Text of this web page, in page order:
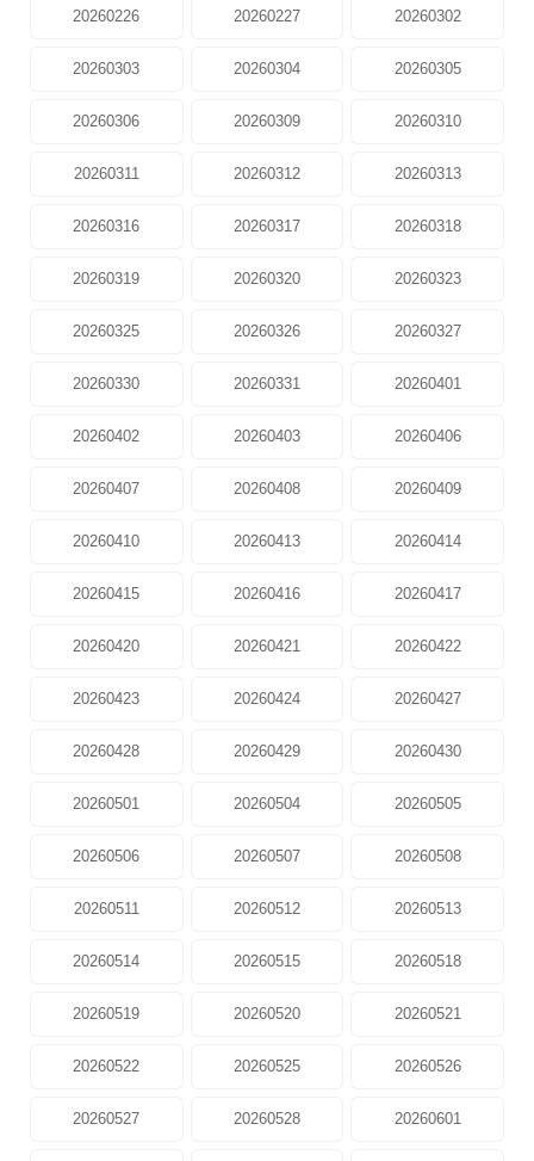
20260226 20260227 20260302
20260303 20260304 20260305
20260306 20260309 20260310
20260311 20260312 20260313
20260316 20260317 20260318
20260319 20260320 20260323
20260325 20260326 20260327
20260330 20260331 20260401
20260402 20260403 20260406
20260407 20260408 20260409
20260410 20260413 20260414
20260415 20260416 20260417
20260420 20260421 20260422
20260423 20260424 20260427
20260428 20260429 20260430
20260501 20260504 20260505
20260506 20260507 20260508
20260511 20260512 20260513
20260514 20260515 20260518
20260519 20260520 20260521
20260522 20260525 20260526
20260527 20260528 20260601